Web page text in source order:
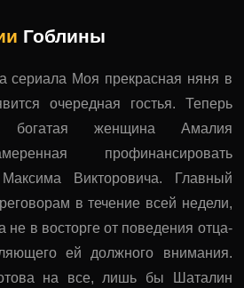
Гоблины
сериала Моя прекрасная няня в
очередная гостья. Теперь
богатая женщина Амалия
профинансировать
Викторовича. Главный
в течение всей недели,
не в восторге от поведения отца-
ей должного внимания.
на все, лишь бы Шаталин